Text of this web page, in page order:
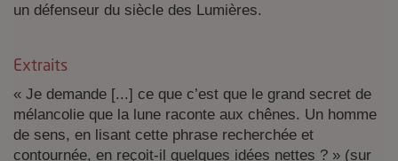
un défenseur du siècle des Lumières.
Extraits
« Je demande [...] ce que c’est que le grand secret de
mélancolie que la lune raconte aux chênes. Un homme
de sens, en lisant cette phrase recherchée et
contournée, en reçoit-il quelques idées nettes ? » (sur